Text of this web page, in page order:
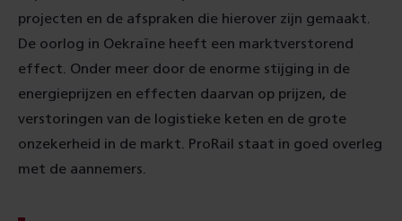
projecten en de afspraken die hierover zijn gemaakt.
De oorlog in Oekraïne heeft een marktverstorend
effect. Onder meer door de enorme stijging in de
energieprijzen en effecten daarvan op prijzen, de
verstoringen van de logistieke keten en de grote
onzekerheid in de markt. ProRail staat in goed overleg
met de aannemers.